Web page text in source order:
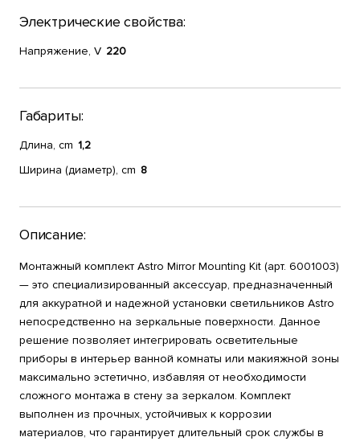
Электрические свойства:
Напряжение, V 220
Габариты:
Длина, cm 1,2
Ширина (диаметр), cm 8
Описание:
Монтажный комплект Astro Mirror Mounting Kit (арт. 6001003)
— это специализированный аксессуар, предназначенный
для аккуратной и надежной установки светильников Astro
непосредственно на зеркальные поверхности. Данное
решение позволяет интегрировать осветительные
приборы в интерьер ванной комнаты или макияжной зоны
максимально эстетично, избавляя от необходимости
сложного монтажа в стену за зеркалом. Комплект
выполнен из прочных, устойчивых к коррозии
материалов, что гарантирует длительный срок службы в